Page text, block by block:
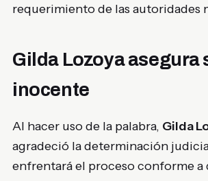
requerimiento de las autoridades
Gilda Lozoya asegura
inocente
Al hacer uso de la palabra, Gilda
agradeció la determinación
enfrentará el proceso conforme a